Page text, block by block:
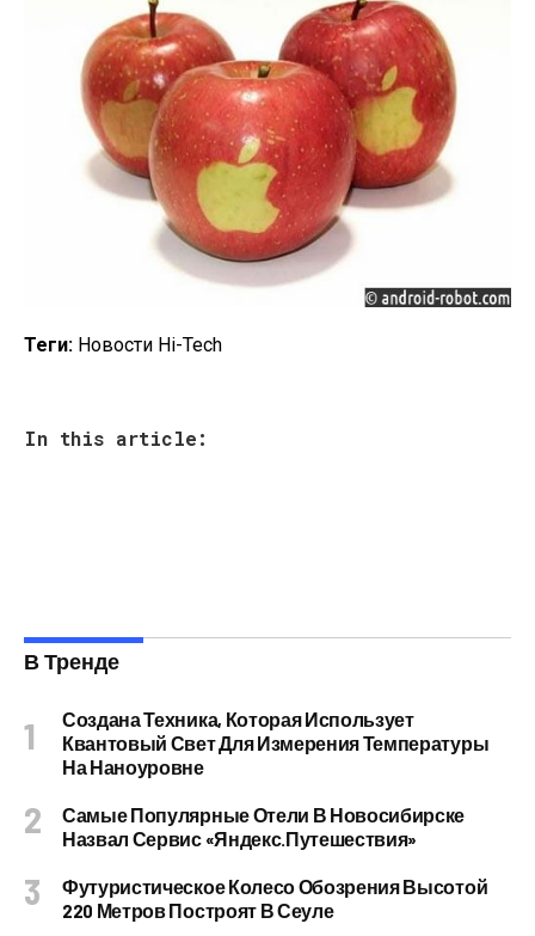
Теги: Новости Hi-Tech
In this article:
В Тренде
Создана Техника, Которая Использует
Квантовый Свет Для Измерения Температуры
На Наноуровне
Самые Популярные Отели В Новосибирске
Назвал Сервис «Яндекс.Путешествия»
Футуристическое Колесо Обозрения Высотой
220 Метров Построят В Сеуле